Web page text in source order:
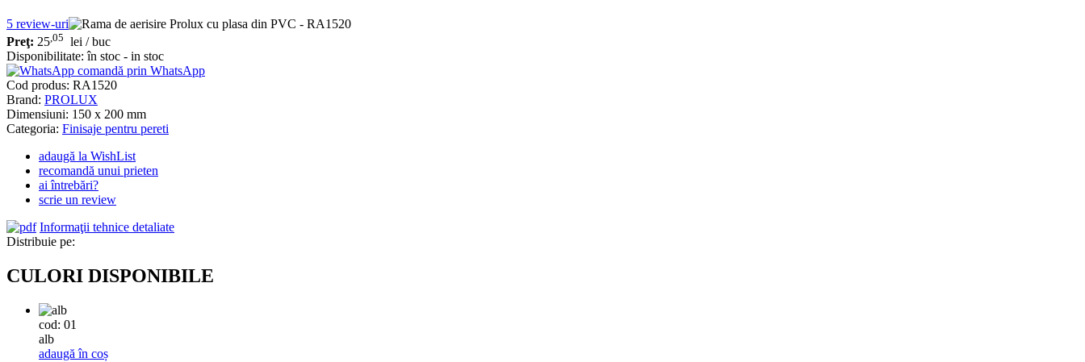
5 review-uri
Preţ: 25 ,05 lei / buc
Disponibilitate: în stoc - in stoc
comandă prin WhatsApp
Cod produs: RA1520
Brand: PROLUX
Dimensiuni: 150 x 200 mm
Categoria: Finisaje pentru pereti
adaugă la WishList
recomandă unui prieten
ai întrebări?
scrie un review
Informaţii tehnice detaliate
Distribuie pe:
CULORI DISPONIBILE
cod: 01
alb
adaugă în coș